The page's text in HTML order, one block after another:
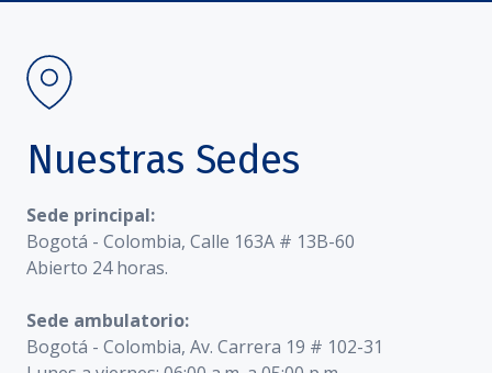
Nuestras Sedes
Sede principal:
Bogotá - Colombia, Calle 163A # 13B-60
Abierto 24 horas.
Sede ambulatorio:
Bogotá - Colombia, Av. Carrera 19 # 102-31